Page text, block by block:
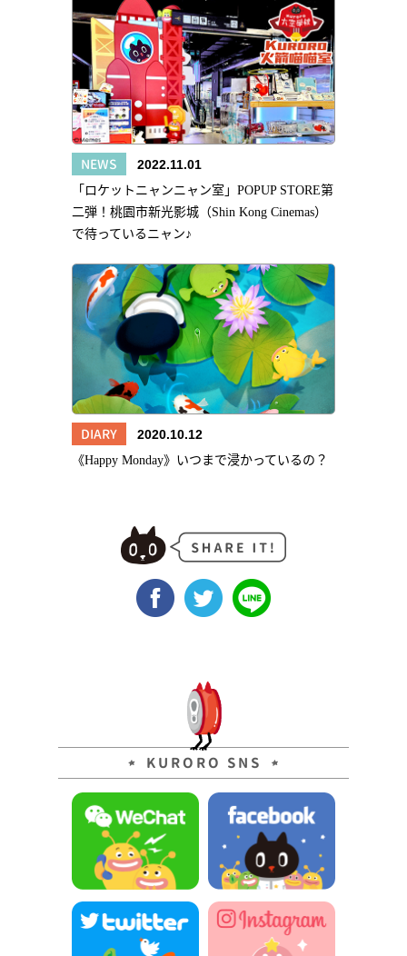
NEWS 2022.11.01
「ロケットニャンニャン室」POPUP STORE第
二弾！桃園市新光影城（Shin Kong Cinemas）
で待っているニャン♪
DIARY 2020.10.12
《Happy Monday》いつまで浸かっているの？
KURORO SNS